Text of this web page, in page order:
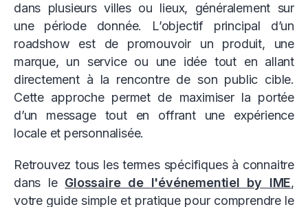
dans plusieurs villes ou lieux, généralement sur
une période donnée. L’objectif principal d’un
roadshow est de promouvoir un produit, une
marque, un service ou une idée tout en allant
directement à la rencontre de son public cible.
Cette approche permet de maximiser la portée
d’un message tout en offrant une expérience
locale et personnalisée.
Retrouvez tous les termes spécifiques à connaitre
dans le Glossaire de l'événementiel by IME,
votre guide simple et pratique pour comprendre le